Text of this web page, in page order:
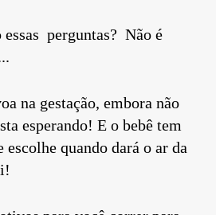
essas perguntas? Não é
na gestação, embora não
esperando! E o bebê tem
quando dará o ar da